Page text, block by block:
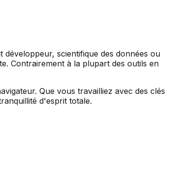
scientifique des données ou
Contrairement à la plupart des outils en
Que vous travailliez avec des clés
d'esprit totale.